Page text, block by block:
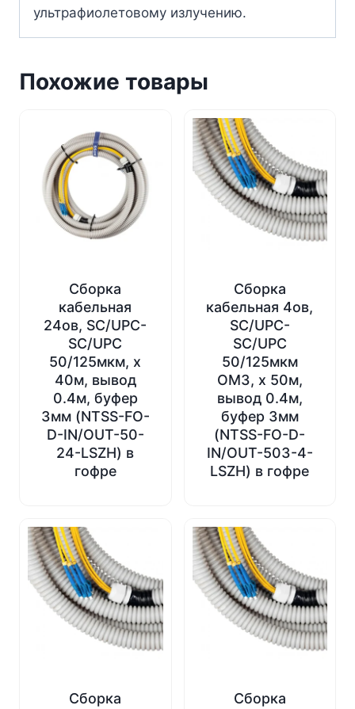
ультрафиолетовому излучению.
Похожие товары
Сборка
кабельная
24ов, SC/UPC-
SC/UPC
50/125мкм, х
40м, вывод
0.4м, буфер
3мм (NTSS-FO-
D-IN/OUT-50-
24-LSZH) в
гофре
Сборка
кабельная 4ов,
SC/UPC-
SC/UPC
50/125мкм
OM3, х 50м,
вывод 0.4м,
буфер 3мм
(NTSS-FO-D-
IN/OUT-503-4-
LSZH) в гофре
Сборка
Сборка